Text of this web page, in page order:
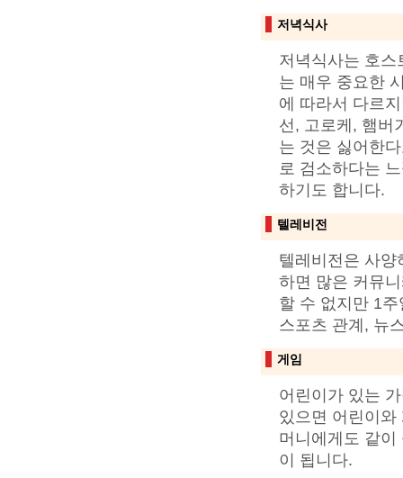
저녁식사
저녁식사는 호
는 매우 중요한
에 따라서 다르
선, 고로케, 햄버
는 것은 싫어한
로 검소하다는
하기도 합니다.
텔레비전
텔레비전은 사
하면 많은 커뮤
할 수 없지만 1
스포츠 관계, 뉴
게임
어린이가 있는
있으면 어린이
머니에게도 같
이 됩니다.